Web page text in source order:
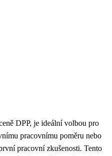
DPP, je ideální volbou pro
pracovnímu poměru nebo
pracovní zkušenosti. Tento